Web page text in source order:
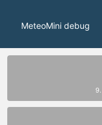
MeteoMini debug